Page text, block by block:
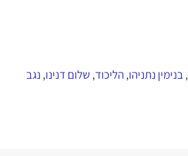
,בנימין נתניהו,הליכוד, שלום דנינו, נגב